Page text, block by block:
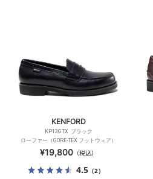
KENFORD
KP13GTX ブラック
ローファー（GORE-TEX フットウェア）
¥19,800（税込）
4.5（2）